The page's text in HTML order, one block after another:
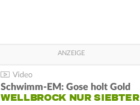
Schwimm-EM: Gose holt Gold
WELLBROCK NUR SIEBTER